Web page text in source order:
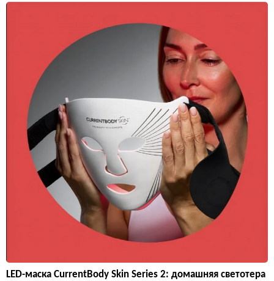
LED-маска CurrentBody Skin Series 2: домашняя светотера